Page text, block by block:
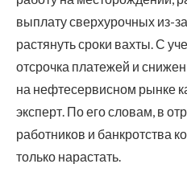
выплату сверхурочных из-
растянуть сроки вахты. С
отсрочка платежей и
на нефтесервисном рынке
эксперт. По его словам, в
работников и банкротства
только нарастать.